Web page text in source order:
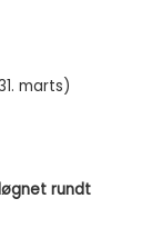
marts)
rundt